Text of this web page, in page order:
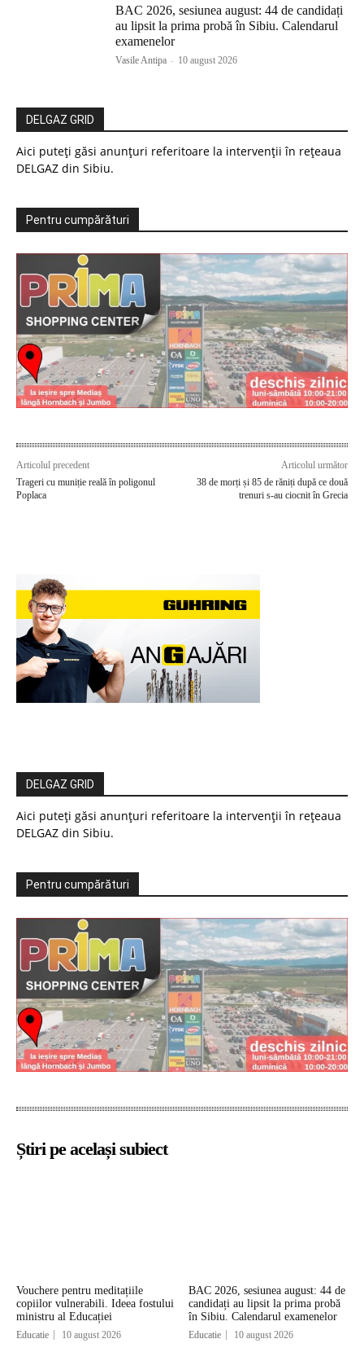
BAC 2026, sesiunea august: 44 de candidați
au lipsit la prima probă în Sibiu. Calendarul
examenelor
Vasile Antipa - 10 august 2026
DELGAZ GRID
Aici puteți găsi anunțuri referitoare la intervenții în rețeaua
DELGAZ din Sibiu.
Pentru cumpărături
Articolul precedent
Trageri cu muniție reală în poligonul
Poplaca
Articolul următor
38 de morți și 85 de răniți după ce două
trenuri s-au ciocnit în Grecia
DELGAZ GRID
Aici puteți găsi anunțuri referitoare la intervenții în rețeaua
DELGAZ din Sibiu.
Pentru cumpărături
Știri pe același subiect
Vouchere pentru meditațiile
copiilor vulnerabili. Ideea fostului
ministru al Educației
Educatie 10 august 2026
BAC 2026, sesiunea august: 44 de
candidați au lipsit la prima probă
în Sibiu. Calendarul examenelor
Educatie 10 august 2026